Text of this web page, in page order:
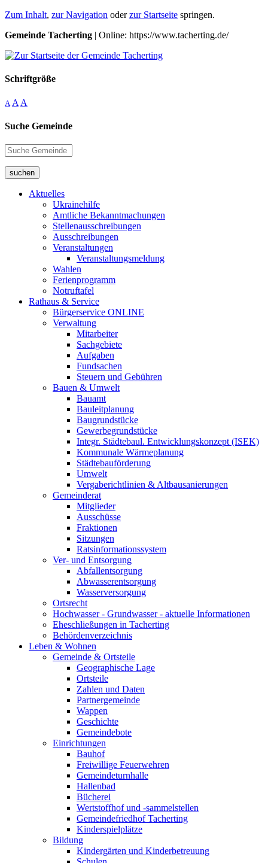
Zum Inhalt, zur Navigation oderzur Startseite springen.
Gemeinde Tacherting | Online: https://www.tacherting.de/
Schriftgröße
A A A
Suche Gemeinde
suchen
Aktuelles
Ukrainehilfe
Amtliche Bekanntmachungen
Stellenausschreibungen
Ausschreibungen
Veranstaltungen
Veranstaltungsmeldung
Wahlen
Ferienprogramm
Notruftafel
Rathaus & Service
Bürgerservice ONLINE
Verwaltung
Mitarbeiter
Sachgebiete
Aufgaben
Fundsachen
Steuern und Gebühren
Bauen & Umwelt
Bauamt
Bauleitplanung
Baugrundstücke
Gewerbegrundstücke
Integr. Städtebaul. Entwicklungskonzept (ISEK)
Kommunale Wärmeplanung
Städtebauförderung
Umwelt
Vergaberichtlinien & Altbausanierungen
Gemeinderat
Mitglieder
Ausschüsse
Fraktionen
Sitzungen
Ratsinformationssystem
Ver- und Entsorgung
Abfallentsorgung
Abwasserentsorgung
Wasserversorgung
Ortsrecht
Hochwasser - Grundwasser - aktuelle Informationen
Eheschließungen in Tacherting
Behördenverzeichnis
Leben & Wohnen
Gemeinde & Ortsteile
Geographische Lage
Ortsteile
Zahlen und Daten
Partnergemeinde
Wappen
Geschichte
Gemeindebote
Einrichtungen
Bauhof
Freiwillige Feuerwehren
Gemeindeturnhalle
Hallenbad
Bücherei
Wertstoffhof und -sammelstellen
Gemeindefriedhof Tacherting
Kinderspielplätze
Bildung
Kindergärten und Kinderbetreuung